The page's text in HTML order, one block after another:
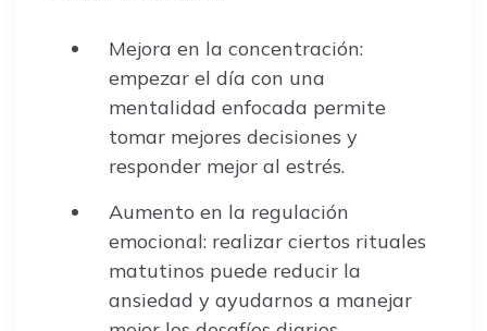
Mejora en la concentración:
empezar el día con una
mentalidad enfocada permite
tomar mejores decisiones y
responder mejor al estrés.
Aumento en la regulación
emocional: realizar ciertos rituales
matutinos puede reducir la
ansiedad y ayudarnos a manejar